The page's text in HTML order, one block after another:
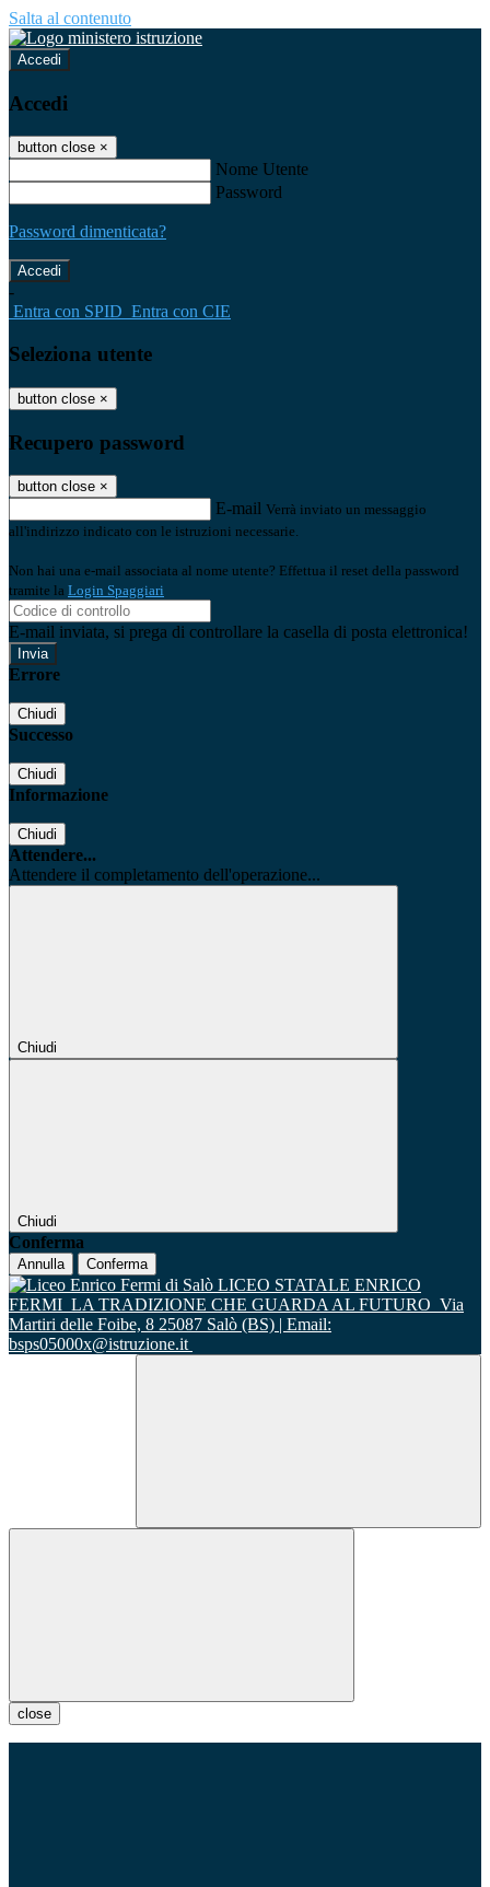
Salta al contenuto
Accedi
Accedi
button close ×
Nome Utente
Password
Password dimenticata?
-
Entra con SPID Entra con CIE
Seleziona utente
button close ×
Recupero password
button close ×
E-mail Verrà inviato un messaggio
all'indirizzo indicato con le istruzioni necessarie.
Non hai una e-mail associata al nome utente? Effettua il reset della password
tramite la Login Spaggiari
E-mail inviata, si prega di controllare la casella di posta elettronica!
Errore
Chiudi
Successo
Chiudi
Informazione
Chiudi
Attendere...
Attendere il completamento dell'operazione...
Chiudi
Chiudi
Conferma
Annulla Conferma
LICEO STATALE ENRICO
FERMI LA TRADIZIONE CHE GUARDA AL FUTURO Via
Martiri delle Foibe, 8 25087 Salò (BS) | Email:
bsps05000x@istruzione.it
close